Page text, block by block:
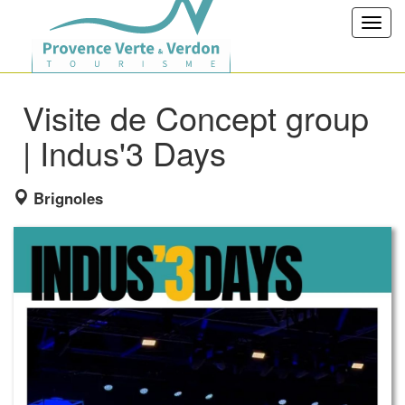
Visite de Concept group
| Indus'3 Days
Brignoles